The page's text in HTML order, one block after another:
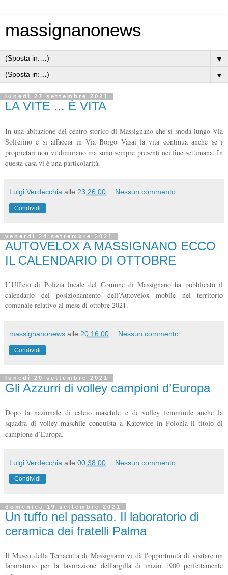
massignanonews
▼
▼
lunedì 27 settembre 2021
LA VITE ... È VITA
In una abitazione del centro storico di Massignano che si snoda lungo Via
Solferino e si affaccia in Via Borgo Vasai la vita continua anche se i
proprietari non vi dimorano ma sono sempre presenti nei fine settimana. In
questa casa vi è una particolarità.
Luigi Verdecchia alle 23:26:00 Nessun commento:
Condividi
venerdì 24 settembre 2021
AUTOVELOX A MASSIGNANO ECCO
IL CALENDARIO DI OTTOBRE
L’Ufficio di Polizia locale del Comune di Massignano ha pubblicato il
calendario del posizionamento dell’Autovelox mobile nel territorio
comunale relativo al mese di ottobre 2021.
massignanonews alle 20:16:00 Nessun commento:
Condividi
lunedì 20 settembre 2021
Gli Azzurri di volley campioni d’Europa
Dopo la nazionale di calcio maschile e di volley femminile anche la
squadra di volley maschile conquista a Katowice in Polonia il titolo di
campione d’Europa.
Luigi Verdecchia alle 00:38:00 Nessun commento:
Condividi
domenica 19 settembre 2021
Un tuffo nel passato. Il laboratorio di
ceramica dei fratelli Palma
Il Museo della Terracotta di Massignano vi dà l'opportunità di visitare un
laboratorio per la lavorazione dell'argilla di inizio 1900 perfettamente